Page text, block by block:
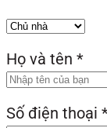
Họ và tên *
Số điện thoại